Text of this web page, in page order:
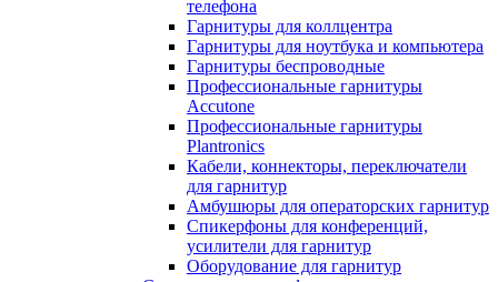
телефона
Гарнитуры для коллцентра
Гарнитуры для ноутбука и компьютера
Гарнитуры беспроводные
Профессиональные гарнитуры
Accutone
Профессиональные гарнитуры
Plantronics
Кабели, коннекторы, переключатели
для гарнитур
Амбушюры для операторских гарнитур
Cпикерфоны для конференций,
усилители для гарнитур
Оборудование для гарнитур